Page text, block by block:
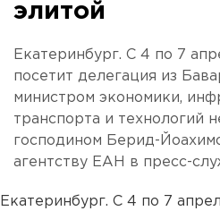
элитой
Екатеринбург. С 4 по 7
посетит делегация из
министром экономики,
транспорта и технологий
господином Берид-
агентству ЕАН в пресс-
Екатеринбург. С 4 по 7